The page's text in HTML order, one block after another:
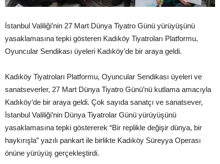
İstanbul Valiliği’nin 27 Mart Dünya Tiyatro Günü yürüyüşünü
yasaklamasına tepki gösteren Kadıköy Tiyatroları Platformu,
Oyuncular Sendikası üyeleri Kadıköy’de bir araya geldi.
Kadıköy Tiyatroları Platformu, Oyuncular Sendikası üyeleri ve
sanatseverler, 27 Mart Dünya Tiyatro Günü’nü kutlama amacıyla
Kadıköy’de bir araya geldi. Çok sayıda sanatçı ve sanatsever,
İstanbul Valiliği’nin Dünya Tiyatrolar Günü yürüyüşünü
yasaklamasına tepki göstererek “Bir replikle değişir dünya, bir
haykırışla” yazılı pankart ile birlikte Kadıköy Süreyya Operası
önüne yürüyüş gerçekleştirdi.